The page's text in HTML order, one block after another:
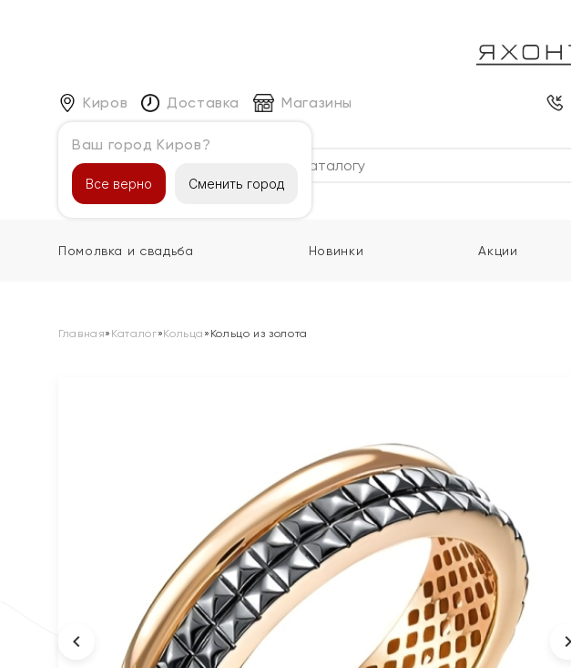
Киров
Ваш город Киров?
Все верно Сменить город
Доставка Магазины
Каталог
Помолвка и свадьба Новинки Акции
Главная» Каталог»Кольца » Кольцо из золота